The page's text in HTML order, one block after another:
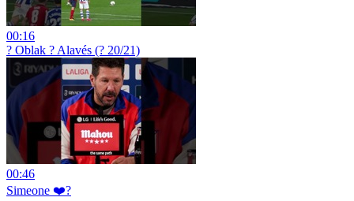
00:16
? Oblak ? Alavés (? 20/21)
00:46
Simeone ❤️?